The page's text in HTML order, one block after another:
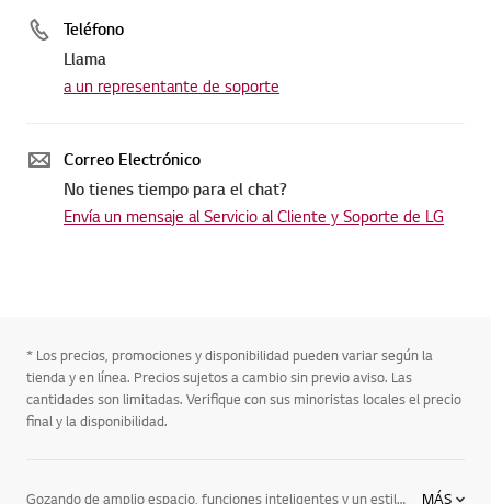
Teléfono
Llama
a un representante de soporte
Correo Electrónico
No tienes tiempo para el chat?
Envía un mensaje al Servicio al Cliente y Soporte de LG
* Los precios, promociones y disponibilidad pueden variar según la
tienda y en línea. Precios sujetos a cambio sin previo aviso. Las
cantidades son limitadas. Verifique con sus minoristas locales el precio
final y la disponibilidad.
Gozando de amplio espacio, funciones inteligentes y un estilo premium, las refrigeradoras LG están equipadas con lo último en innovación y vienen en una variedad de estilos. Incluyendo: el refrigerador de puertas estilo francés (French Door) ofrece las más recientes tecnologías en mantener la frescura de tus alimentos combinado con una impresionante capacidad de almacenaje. LG tiene un estilo y tamaño para cada tipo de cocina. El refrigerador Side-by-Side: uno de nuestros estilos más populares, estas refrigeradoras cuentan con lo último en tecnología de enfriamiento y frescura LG, una capacidad de almacenaje conveniente en todo su diseño y un estilo que le suma prestigio a cualquier cocina. Además, podrás ver todo tu inventario de alimentos en un vistazo. Refrigerador con congelador superior: goza de una frescura de punta y estética excepcional - ¡de pies a cabeza! Tendrás una capacidad de almacenaje expansiva al igual que conveniencia, además de acabados que le añaden elegancia a cualquier tipo de cocina.Refrigerador con congelador inferior: con este estilo, la refrigeradora posa a la altura de la vista – exactamente donde lo quieres. Refrigerador Door-in-DoorTM: la innovación en almacenaje que ha logrado LG brinda acceso instantáneo a tus comidas favoritas y reduce la pérdida de aire frío hasta en un 47%. Puedes entrar y salir rápidamente gracias al acceso fácil Door-in-Door para bebidas y bocadillos. LG tiene la refrigeradora perfecta para tu hogar, tu vida y tu estilo. No solo puedes escoger de varios tipos de refrigeradoras innovadoras, sino también gozar de todas las características con la tecnología Linear Compressor exclusiva de LG, la cual entrega un enfriamiento óptimo, eficiencia y confianza. Encuentra tu nevera hoy y asegúrate de ver todos nuestros eleganteS electrodomésticos para la cocina y el hogar, incluyendo innovadores electrodomésticos para cocinar, microondas, lavaplatos y más. Toma control del rendimiento, estilo y ahorro energético que necesitas para crear el hogar que siempre has querido. MÁS